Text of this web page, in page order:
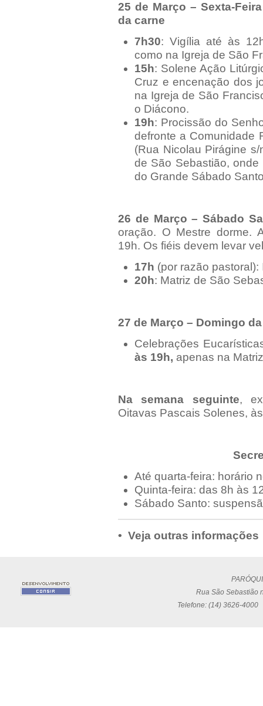
25 de Março – Sexta-
da carne
7h30: Vigília até às
como na Igreja de São
15h: Solene Ação
Cruz e encenação dos
na Igreja de São
o Diácono.
19h: Procissão do
defronte a Comunidade
(Rua Nicolau Pirágine
de São Sebastião,
do Grande Sábado
26 de Março – Sábado
oração. O Mestre dorme.
19h. Os fiéis devem levar
17h (por razão
20h: Matriz de São
27 de Março – Domingo
Celebrações
às 19h, apenas na
Na semana seguinte,
Oitavas Pascais Solenes,
Até quarta-feira: horário
Quinta-feira: das 8h às
Sábado Santo:
• Veja outras informações
Rua São Sebastião
Telefone: (14) 3626-